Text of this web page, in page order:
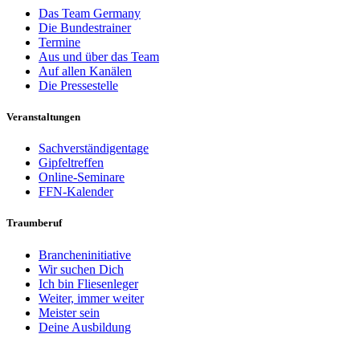
Das Team Germany
Die Bundestrainer
Termine
Aus und über das Team
Auf allen Kanälen
Die Pressestelle
Veranstaltungen
Sachverständigentage
Gipfeltreffen
Online-Seminare
FFN-Kalender
Traumberuf
Brancheninitiative
Wir suchen Dich
Ich bin Fliesenleger
Weiter, immer weiter
Meister sein
Deine Ausbildung